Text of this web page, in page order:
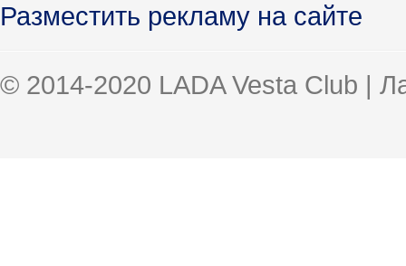
Разместить рекламу на сайте
© 2014-2020 LADA Vesta Club |